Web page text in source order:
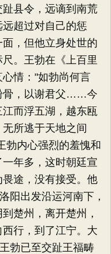
县令，远谪到南荒
超过对自己的惩
，但他立身处世的
。王勃在《上百里
情："如勃尚何言
骨，以谢君父……今
而浮五湖，越东瓯
所逃于天地之间
勃内心强烈的羞愧和
年多，这时朝廷宣
途，没有接受。他
阳出发沿运河南下，
楚州，离开楚州，
行，到了江宁。大
勃已至交趾王福畴